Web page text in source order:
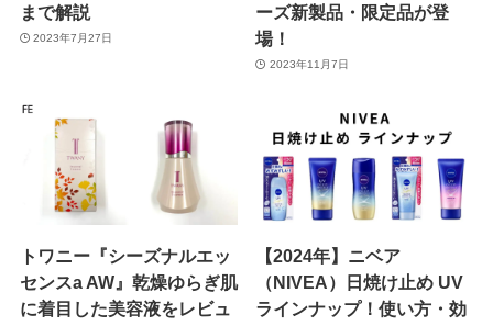
まで解説
2023年7月27日
ーズ新製品・限定品が登
場！
2023年11月7日
トワニー『シーズナルエッ
センスa AW』乾燥ゆらぎ肌
に着目した美容液をレビュ
【2024年】ニベア
（NIVEA）日焼け止め UV
ラインナップ！使い方・効